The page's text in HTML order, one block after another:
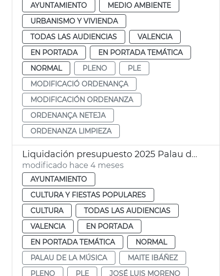
AYUNTAMIENTO
MEDIO AMBIENTE
URBANISMO Y VIVIENDA
TODAS LAS AUDIENCIAS
VALENCIA
EN PORTADA
EN PORTADA TEMÁTICA
NORMAL
PLENO
PLE
MODIFICACIÓ ORDENANÇA
MODIFICACIÓN ORDENANZA
ORDENANÇA NETEJA
ORDENANZA LIMPIEZA
Liquidación presupuesto 2025 Palau de la Música València
modificado hace 4 meses
AYUNTAMIENTO
CULTURA Y FIESTAS POPULARES
CULTURA
TODAS LAS AUDIENCIAS
VALENCIA
EN PORTADA
EN PORTADA TEMÁTICA
NORMAL
PALAU DE LA MÚSICA
MAITE IBÁÑEZ
PLENO
PLE
JOSÉ LUIS MORENO